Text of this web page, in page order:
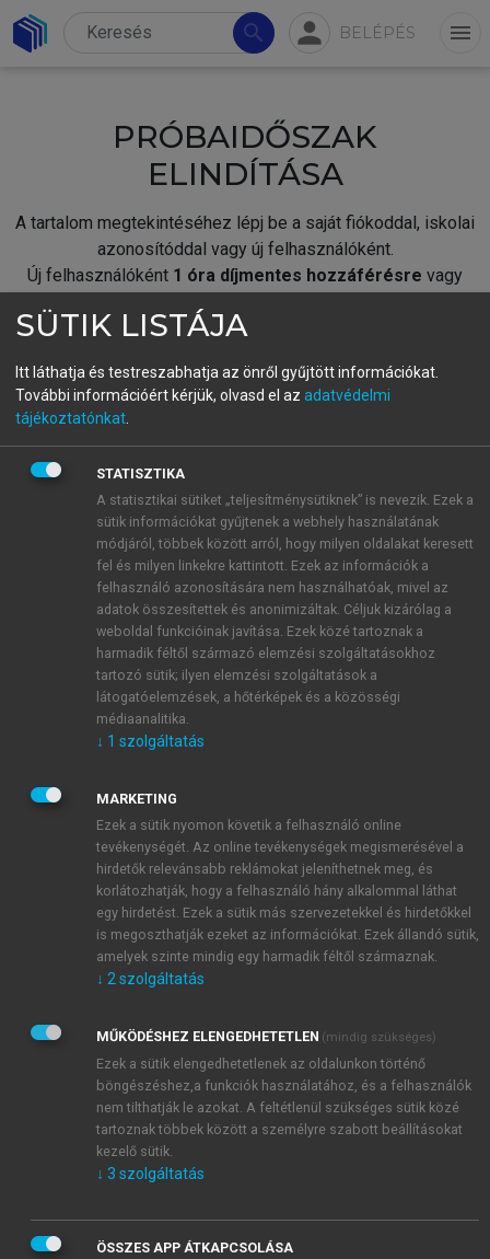
search person BELÉPÉS menu
PRÓBAIDŐSZAK
ELINDÍTÁSA
A tartalom megtekintéséhez lépj be a saját fiókoddal, iskolai
azonosítóddal vagy új felhasználóként.
Új felhasználóként 1 óra díjmentes hozzáférésre vagy
fiókoddal,vagy hozz létre új fiókot.
A regisztráció után apróbaidőszakautomatikusan
BELÉPÉS SAJÁT FIÓKKAL
ÚJ FIÓK LÉTREHOZÁSA
1 óra díjmentes hozzáférés
E-MAIL-CÍM
JELSZÓ
JELSZÓ ÚJRA
Kérek értesítést a MeRSZ újdonságairól, akcióiról.
Kérek értesítést az Akadémiai Kiadó Zrt. újdonságairól,
Adatkezelési tájékoztatóbanfoglaltakat tudomásul
veszem és elfogadom.
Általános vásárlási feltételeket, valamint a szotar.netés a
mersz.huoldalak licencszerződéseiben foglaltakat
tudomásul veszem és elfogadom.
KIPRÓBÁLOM
SÜTIK LISTÁJA
Itt láthatja és testreszabhatja az önről gyűjtött információkat.
További információért kérjük, olvasd el az adatvédelmi
tájékoztatónkat
STATISZTIKA
A statisztikai sütiket „teljesítménysütiknek” is nevezik. Ezek a
sütik információkat gyűjtenek a webhely használatának
módjáról, többek között arról, hogy milyen oldalakat keresett
fel és milyen linkekre kattintott. Ezek az információk a
felhasználó azonosítására nem használhatóak, mivel az
adatok összesítettek és anonimizáltak. Céljuk kizárólag a
weboldal funkcióinak javítása. Ezek közé tartoznak a
harmadik féltől származó elemzési szolgáltatásokhoz
tartozó sütik; ilyen elemzési szolgáltatások a
látogatóelemzések, a hőtérképek és a közösségi
médiaanalitika.
↓ 1 szolgáltatás
MARKETING
Ezek a sütik nyomon követik a felhasználó online
tevékenységét. Az online tevékenységek megismerésével a
hirdetők relevánsabb reklámokat jeleníthetnek meg, és
korlátozhatják, hogy a felhasználó hány alkalommal láthat
egy hirdetést. Ezek a sütik más szervezetekkel és hirdetőkkel
is megoszthatják ezeket az információkat. Ezek állandó sütik,
amelyek szinte mindig egy harmadik féltől származnak.
↓ 2 szolgáltatás
MŰKÖDÉSHEZ ELENGEDHETETLEN (mindig szükséges)
Ezek a sütik elengedhetetlenek az oldalunkon történő
böngészéshez,a funkciók használatához, és a felhasználók
nem tilthatják le azokat. A feltétlenül szükséges sütik közé
tartoznak többek között a személyre szabott beállításokat
kezelő sütik.
↓ 3 szolgáltatás
ÖSSZES APP ÁTKAPCSOLÁSA